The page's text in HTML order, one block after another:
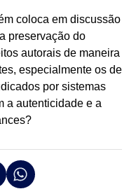
coloca em discussão
preservação do
autorais de maneira
especialmente os de
por sistemas
a autenticidade e a